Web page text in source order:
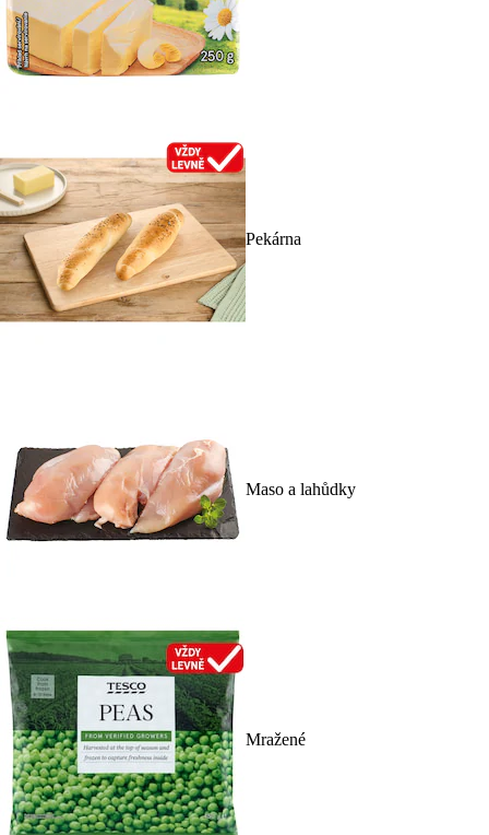
Pekárna
Maso a lahůdky
Mražené